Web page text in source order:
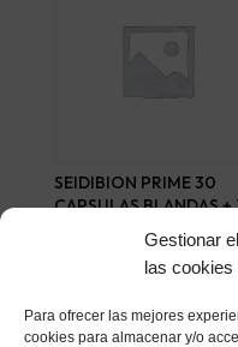
Gestionar
las cookies
Para ofrecer las mejores
cookies para almacenar y/o
SEIDIBION PRIME 30
CAPSULAS BLANDAS
CAPSULAS DURAS
Añadir al carrito